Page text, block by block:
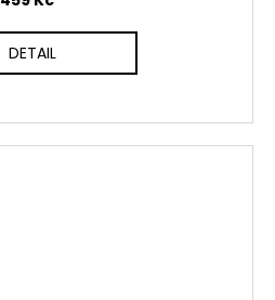
DETAIL